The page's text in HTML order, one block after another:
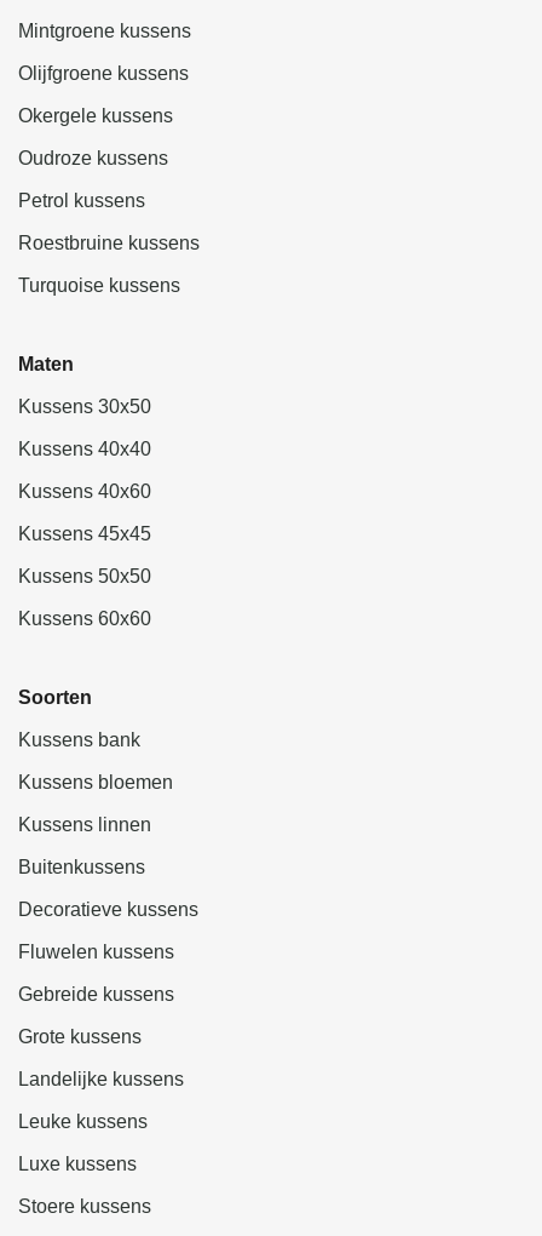
Mintgroene kussens
Olijfgroene kussens
Okergele kussens
Oudroze kussens
Petrol kussens
Roestbruine kussens
Turquoise kussens
Maten
Kussens 30x50
Kussens 40x40
Kussens 40x60
Kussens 45x45
Kussens 50x50
Kussens 60x60
Soorten
Kussens bank
Kussens bloemen
Kussens linnen
Buitenkussens
Decoratieve kussens
Fluwelen kussens
Gebreide kussens
Grote kussens
Landelijke kussens
Leuke kussens
Luxe kussens
Stoere kussens